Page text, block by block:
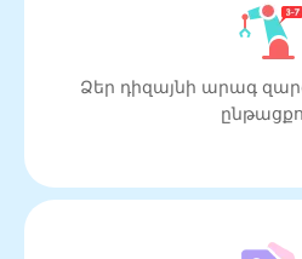
Ձեր դիզայնի արագ